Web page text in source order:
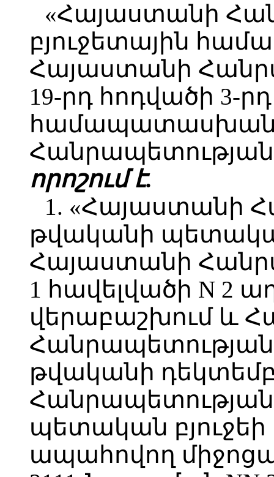
«Հայաստանի
բյուջետային
Հայաստանի
19-րդ հոդվածի 3-
Հանրապետության
որոշում է.
1. «Հայաստանի
թվականի
Հայաստանի
1 հավելվածի N 2
վերաբաշխում և
Հանրապետության
թվականի
Հանրապետության
պետական
ապահովող